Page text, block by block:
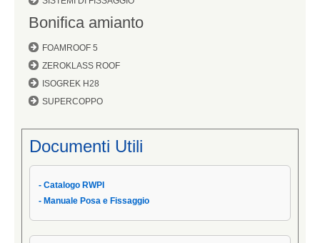
Bonifica amianto
FOAMROOF 5
ZEROKLASS ROOF
ISOGREK H28
SUPERCOPPO
Documenti Utili
- Catalogo RWPI
- Manuale Posa e Fissaggio